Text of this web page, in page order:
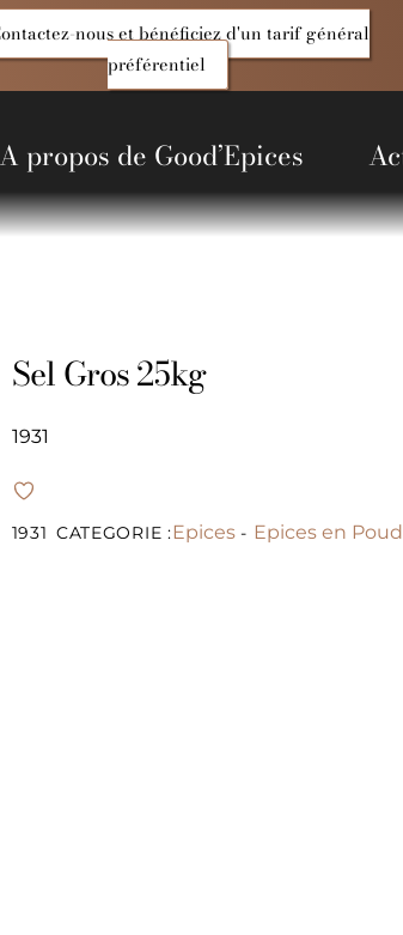
nous et bénéficiez d'un tarif général
préférentiel
A propos de Good’Epices
Sel Gros 25kg
1931
1931 CATEGORIE :Epices- Epices en